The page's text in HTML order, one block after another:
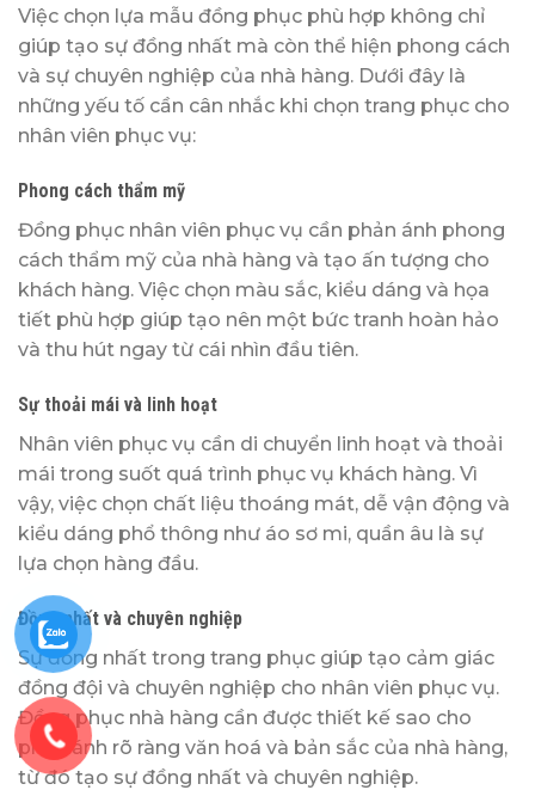
Việc chọn lựa mẫu đồng phục phù hợp không chỉ
giúp tạo sự đồng nhất mà còn thể hiện phong cách
và sự chuyên nghiệp của nhà hàng. Dưới đây là
những yếu tố cần cân nhắc khi chọn trang phục cho
nhân viên phục vụ:
Phong cách thẩm mỹ
Đồng phục nhân viên phục vụ cần phản ánh phong
cách thẩm mỹ của nhà hàng và tạo ấn tượng cho
khách hàng. Việc chọn màu sắc, kiểu dáng và họa
tiết phù hợp giúp tạo nên một bức tranh hoàn hảo
và thu hút ngay từ cái nhìn đầu tiên.
Sự thoải mái và linh hoạt
Nhân viên phục vụ cần di chuyển linh hoạt và thoải
mái trong suốt quá trình phục vụ khách hàng. Vì
vậy, việc chọn chất liệu thoáng mát, dễ vận động và
kiểu dáng phổ thông như áo sơ mi, quần âu là sự
lựa chọn hàng đầu.
Đồng nhất và chuyên nghiệp
Sự đồng nhất trong trang phục giúp tạo cảm giác
đồng đội và chuyên nghiệp cho nhân viên phục vụ.
Đồng phục nhà hàng cần được thiết kế sao cho
phản ánh rõ ràng văn hoá và bản sắc của nhà hàng,
từ đó tạo sự đồng nhất và chuyên nghiệp.